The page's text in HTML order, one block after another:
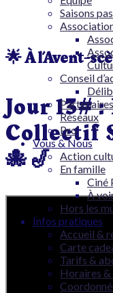
Saisons
Conseil
Partenaires
Réseaux
Pro
Vous & Nous
Action
En famille
Ciné
À
Hors les
Infos pratiques
Accueil &
Carte
Tarifs &
Horaires &
🌟 À l’Avent-
Jour 13#
Collectif
🐙🎷